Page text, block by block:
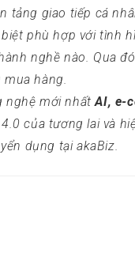
tảng giao tiếp cá
phù hợp với tình
nghề nào. Qua
mua hàng.
nghệ mới nhấtAI, e-
của tương lai và
dụng tại akaBiz.